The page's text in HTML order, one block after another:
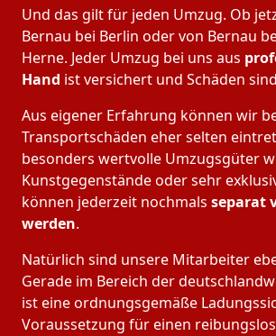
Und das gilt für jeden Umzug. Ob
Bernau bei Berlin oder von Bernau
Herne. Jeder Umzug bei uns aus
Hand ist versichert und Schäden
Aus eigener Erfahrung können wir
Transportschäden eher selten
besonders wertvolle Umzugsgüter
Kunstgegenstände oder sehr
können jederzeit nochmals separat
werden.
Natürlich sind unsere Mitarbeiter
Gerade im Bereich der
ist eine ordnungsgemäße
Voraussetzung für einen